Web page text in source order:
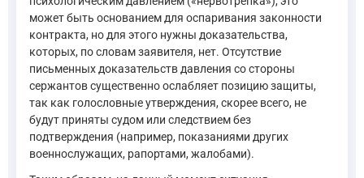
может быть основанием для оспаривания законности
контракта, но для этого нужны доказательства,
которых, по словам заявителя, нет. Отсутствие
письменных доказательств давления со стороны
сержантов существенно ослабляет позицию защиты,
так как голословные утверждения, скорее всего, не
будут приняты судом или следствием без
подтверждения (например, показаниями других
военнослужащих, рапортами, жалобами).